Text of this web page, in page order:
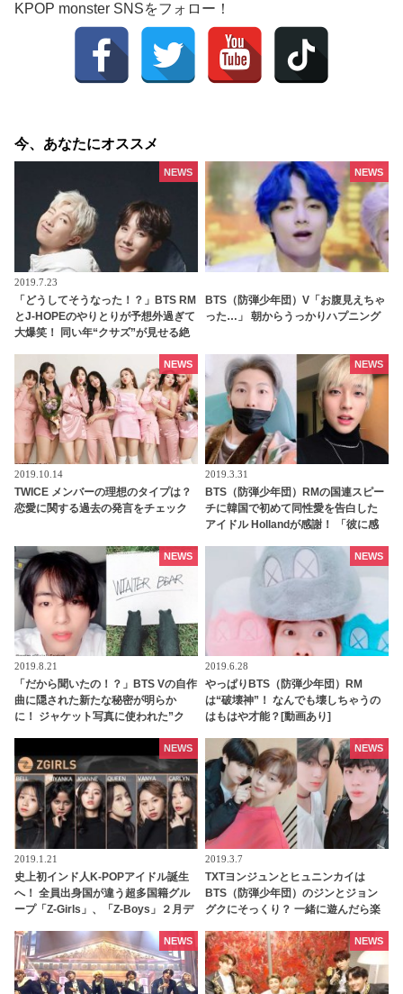
KPOP monster SNSをフォロー！
今、あなたにオススメ
2019.7.23
「どうしてそうなった！？」BTS RM
とJ-HOPEのやりとりが予想外過ぎて
大爆笑！ 同い年“クサズ”が見せる絶
全に2人のペースだわ」
NEWS
BTS（防弾少年団）V「お腹見えちゃ
った…」 朝からうっかりハプニング
NEWS
2019.10.14
TWICE メンバーの理想のタイプは？
恋愛に関する過去の発言をチェック
NEWS
2019.3.31
BTS（防弾少年団）RMの国連スピー
チに韓国で初めて同性愛を告白した
アイドル Hollandが感謝！ 「彼に感
NEWS
2019.8.21
「だから聞いたの！？」BTS Vの自作
曲に隠された新たな秘密が明らか
に！ ジャケット写真に使われた”ク
ゼント”だった…！ VLIVEでの発言の
真相も判明
NEWS
2019.6.28
やっぱりBTS（防弾少年団）RM
は“破壊神”！ なんでも壊しちゃうの
はもはや才能？[動画あり]
NEWS
2019.1.21
史上初インド人K-POPアイドル誕生
へ！ 全員出身国が違う超多国籍グル
ープ「Z-Girls」、「Z-Boys」２月デ
NEWS
2019.3.7
TXTヨンジュンとヒュニンカイは
BTS（防弾少年団）のジンとジョン
グクにそっくり？ 一緒に遊んだら楽
NEWS
NEWS NEWS